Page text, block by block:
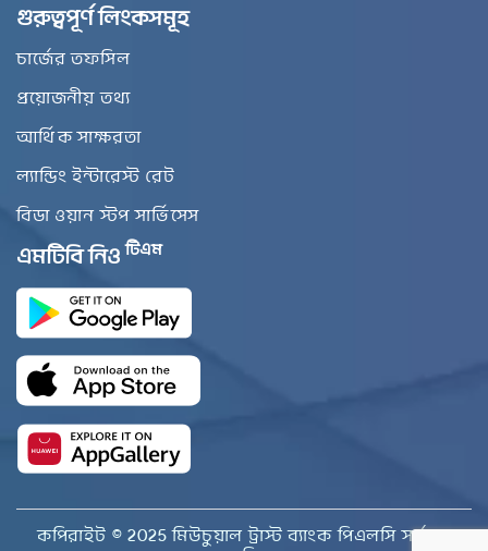
গুরুত্বপূর্ণ লিংকসমূহ
চার্জের তফসিল
প্রয়োজনীয় তথ্য
আর্থিক সাক্ষরতা
ল্যান্ডিং ইন্টারেস্ট রেট
বিডা ওয়ান স্টপ সার্ভিসেস
এমটিবি নিও টিএম
কপিরাইট © 2025 মিউচুয়াল ট্রাস্ট ব্যাংক পিএলসি সর্বস্বত্ব